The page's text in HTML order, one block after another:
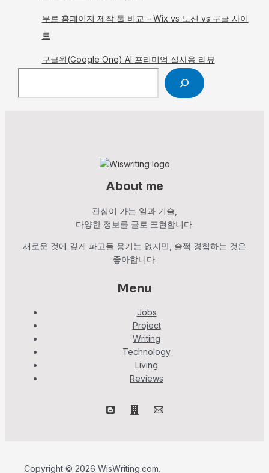
무료 홈페이지 제작 툴 비교 – Wix vs 노션 vs 구글 사이
트
구글원(Google One) AI 프리미엄 실사용 리뷰
About me
관심이 가는 일과 기술,
다양한 정보를 글로 표현합니다.
새로운 것에 깊게 파고들 용기는 없지만, 슬쩍 경험하는 것은
좋아합니다.
Menu
Jobs
Project
Writing
Technology
Living
Reviews
Copyright © 2026 WisWriting.com.